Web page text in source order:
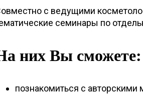
с ведущими
семинары по
них Вы сможете:
познакомиться с авторскими